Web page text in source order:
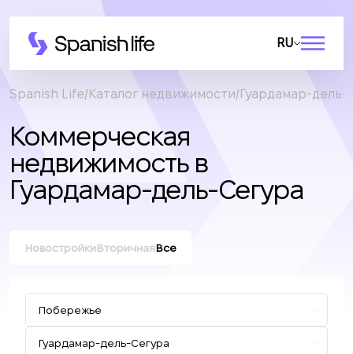
RU
Spanish Life Каталог недвижимости Гуардамар-дель-
Коммерческая
недвижимость в
Гуардамар-дель-Сегура
НовостройкиВторичнаяВсе